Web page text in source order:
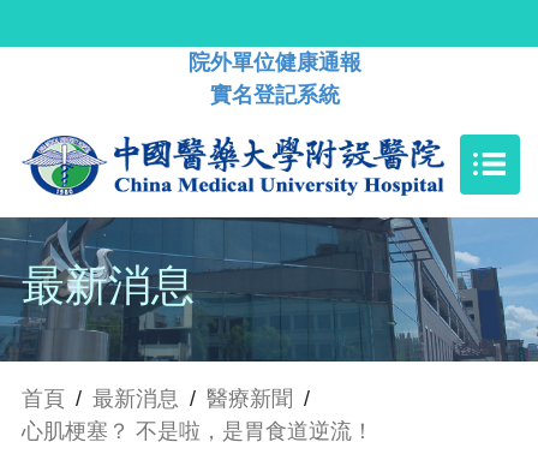
院外單位健康通報
實名登記系統
最新消息
首頁 / 最新消息 / 醫療新聞 /
心肌梗塞？ 不是啦，是胃食道逆流！